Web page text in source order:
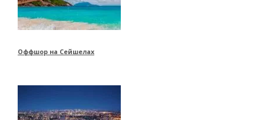
Оффшор на Сейшелах